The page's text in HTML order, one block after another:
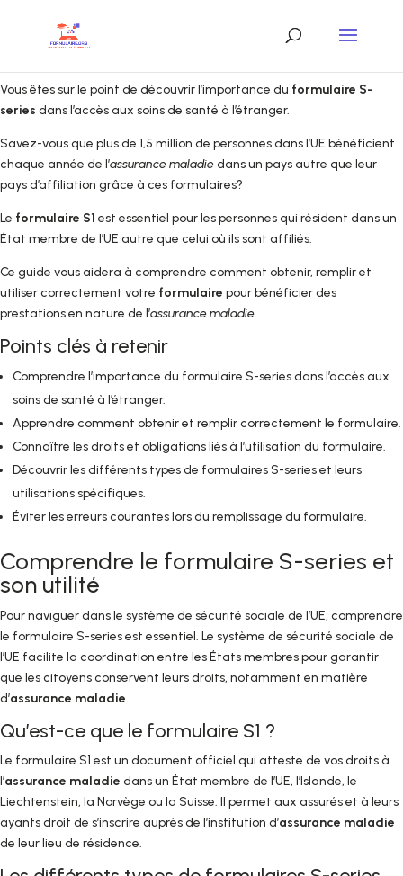
Vous êtes sur le point de découvrir l’importance du formulaire S-
series dans l’accès aux soins de santé à l’étranger.
Savez-vous que plus de 1,5 million de personnes dans l’UE bénéficient
chaque année de l’assurance maladiedans un pays autre que leur
pays d’affiliation grâce à ces formulaires?
Le formulaire S1 est essentiel pour les personnes qui résident dans un
État membre de l’UE autre que celui où ils sont affiliés.
Ce guide vous aidera à comprendre comment obtenir, remplir et
utiliser correctement votre formulaire pour bénéficier des
prestations en nature de l’assurance maladie.
Points clés à retenir
Comprendre l’importance du formulaire S-series dans l’accès aux
soins de santé à l’étranger.
Apprendre comment obtenir et remplir correctement le formulaire.
Connaître les droits et obligations liés à l’utilisation du formulaire.
Découvrir les différents types de formulaires S-series et leurs
utilisations spécifiques.
Éviter les erreurs courantes lors du remplissage du formulaire.
Comprendre le formulaire S-series et
son utilité
Pour naviguer dans le système de sécurité sociale de l’UE, comprendre
le formulaire S-series est essentiel. Le système de sécurité sociale de
l’UE facilite la coordination entre les États membres pour garantir
que les citoyens conservent leurs droits, notamment en matière
d’assurance maladie.
Qu’est-ce que le formulaire S1 ?
Le formulaire S1 est un document officiel qui atteste de vos droits à
l’assurance maladie dans un État membre de l’UE, l’Islande, le
Liechtenstein, la Norvège ou la Suisse. Il permet aux assurés et à leurs
ayants droit de s’inscrire auprès de l’institution d’assurance maladie
de leur lieu de résidence.